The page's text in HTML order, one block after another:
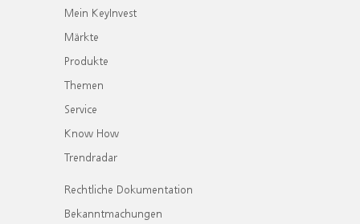
Mein KeyInvest
Märkte
Produkte
Themen
Service
Know How
Trendradar
Rechtliche Dokumentation
Bekanntmachungen